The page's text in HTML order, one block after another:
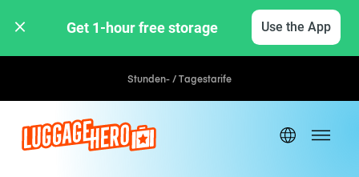
Get 1-hour free storage Use the App
Stunden- / Tagestarife